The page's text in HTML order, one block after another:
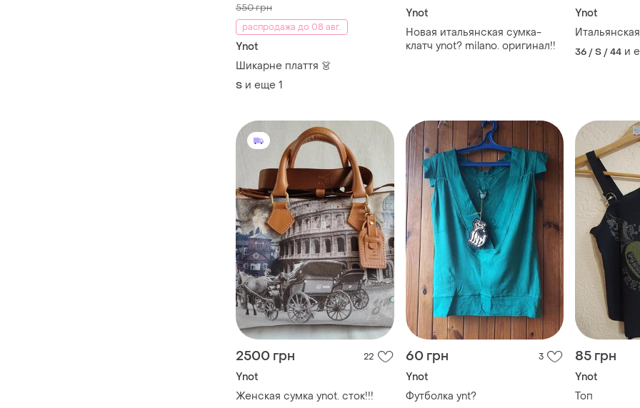
550 грн
распродажа до 08 авг.
Ynot
Шикарне плаття 👗
S и еще 1
Ynot
Новая итальянская сумка-
клатч ynot? milano. оригинал!!
Ynot
36 / S / 44 и
2500 грн 22
Ynot
Женская сумка ynot. сток!!!
60 грн 3
Ynot
Футболка ynt?
85 грн
Ynot
Топ